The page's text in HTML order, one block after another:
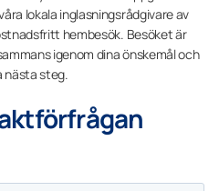
lokala inglasningsrådgivare av
hembesök. Besöket är
igenom dina önskemål och
nästa steg.